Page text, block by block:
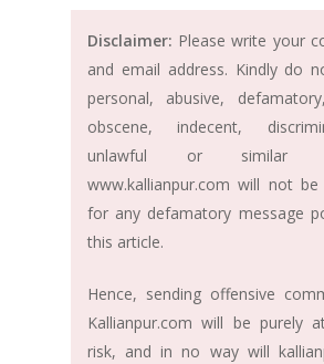
Disclaimer: Please write your
and email address. Kindly do
personal, abusive,
obscene, indecent,
unlawful or similar
www.kallianpur.com will not be
for any defamatory message
this article.
Hence, sending offensive
Kallianpur.com will be purely
risk, and in no way will